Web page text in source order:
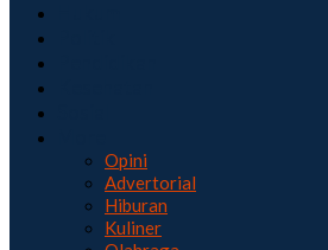
Opini
Advertorial
Hiburan
Kuliner